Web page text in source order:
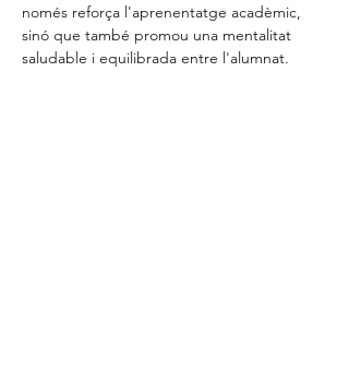
només reforça l'aprenentatge acadèmic,
sinó que també promou una mentalitat
saludable i equilibrada entre l'alumnat.